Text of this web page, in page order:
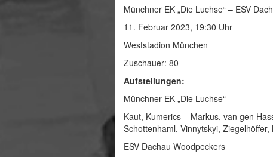
Münchner EK „Die Luchse“ – ESV
11. Februar 2023, 19:30 Uhr
Weststadion München
Zuschauer: 80
Aufstellungen:
Münchner EK „Die Luchse“
Kaut, Kumerics – Markus, van gen
Schottenhaml, Vinnytskyi,
ESV Dachau Woodpeckers